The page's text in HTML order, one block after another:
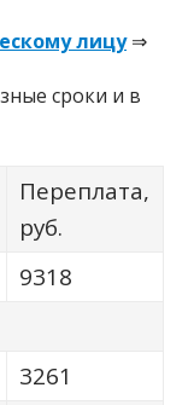
лицу⇒
сроки и в
Переплата,
руб.
9318
3261